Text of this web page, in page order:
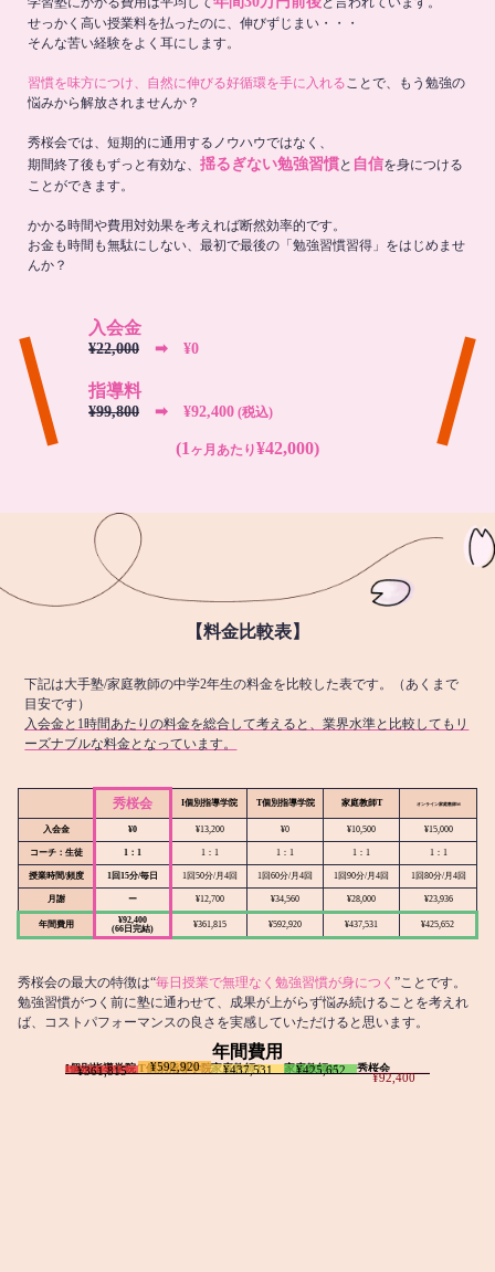
せっかく高い授業料を払ったのに、伸びずじまい・・・
そんな苦い経験をよく耳にします。
習慣を味方につけ、自然に伸びる好循環を手に入れることで、もう勉強の
悩みから解放されませんか？
秀桜会では、短期的に通用するノウハウではなく、
期間終了後もずっと有効な、 揺るぎない勉強習慣と 自信を身につける
ことができます。
かかる時間や費用対効果を考えれば断然効率的です。
お金も時間も無駄にしない、最初で最後の「勉強習慣習得」をはじめませ
んか？
入会金
¥22,000 ➡︎ ¥0
指導料
¥99,800 ➡︎ ¥92,400 (税込)
(1 ヶ月あたり¥42,000)
【料金比較表】
下記は大手塾/家庭教師の中学2年生の料金を比較した表です。（あくまで
目安です）
入会金と1時間あたりの料金を総合して考えると、業界水準と比較してもリ
ーズナブルな料金となっています。
秀桜会 I個別指導学院 T個別指導学院 家庭教師T オンライン家庭教師M
入会金 ¥0 ¥13,200 ¥0 ¥10,500 ¥15,000
コーチ：生徒 1：1 1：1 1：1 1：1 1：1
授業時間/頻度 1回15分/毎日 1回50分/月4回 1回60分/月4回 1回90分/月4回 1回80分/月4回
月謝 ー ¥12,700 ¥34,560 ¥28,000 ¥23,936
年間費用
¥92,400
(66日完結)
¥361,815 ¥592,920 ¥437,531 ¥425,652
秀桜会の最大の特徴は“毎日授業で無理なく勉強習慣が身につく ”ことです。
勉強習慣がつく前に塾に通わせて、成果が上がらず悩み続けることを考えれ
ば、コストパフォーマンスの良さを実感していただけると思います。
年間費用
I個別指導学院
¥361,815 T個別指導学院
¥592,920 家庭教師T
¥437,531 家庭教師M
¥425,652 秀桜会
¥92,400